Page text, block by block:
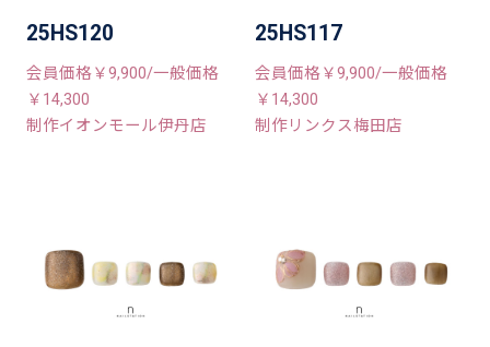
25HS120
会員価格￥9,900/一般価格
￥14,300
制作イオンモール伊丹店
25HS117
会員価格￥9,900/一般価格
￥14,300
制作リンクス梅田店